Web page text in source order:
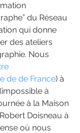
du Réseau
qui donne
des ateliers
Nous
de de France) à
à
à la Maison
Doisneau à
où nous